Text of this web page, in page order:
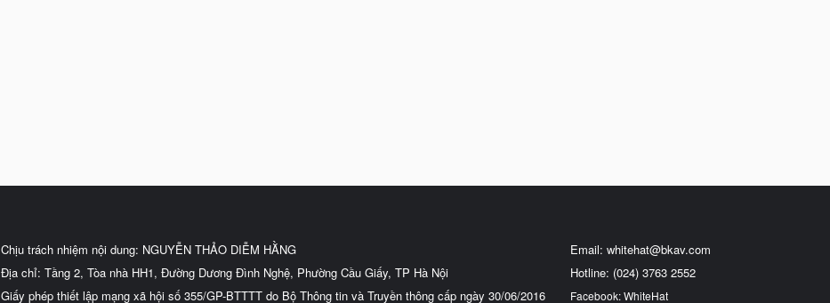
Chịu trách nhiệm nội dung: NGUYỄN THẢO DIỄM HẰNG
Địa chỉ: Tầng 2, Tòa nhà HH1, Đường Dương Đình Nghệ, Phường Cầu Giấy, TP Hà Nội
Giấy phép thiết lập mạng xã hội số 355/GP-BTTTT do Bộ Thông tin và Truyền thông cấp ngày 30/06/2016
Email: whitehat@bkav.com
Hotline: (024) 3763 2552
Facebook: WhiteHat